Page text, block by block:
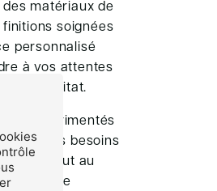
matériaux de
finitions soignées
personnalisé
à vos attentes
votre habitat.
expérimentés
de vos besoins
tout au
projet de